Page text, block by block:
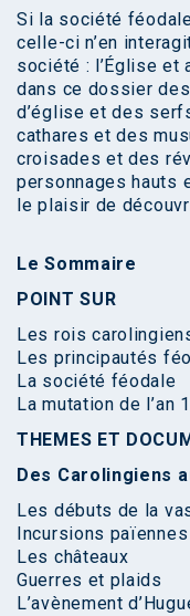
Si la société
celle-ci n’en
société : l’Église et
dans ce dossier
d’église et des
cathares et des
croisades et des
personnages hauts
le plaisir de
Le Sommaire
POINT SUR
Les rois
Les principautés
La société féodale
La mutation de l’an
THEMES ET
Des Carolingiens
Les débuts de la
Incursions
Les châteaux
Guerres et plaids
L’avènement